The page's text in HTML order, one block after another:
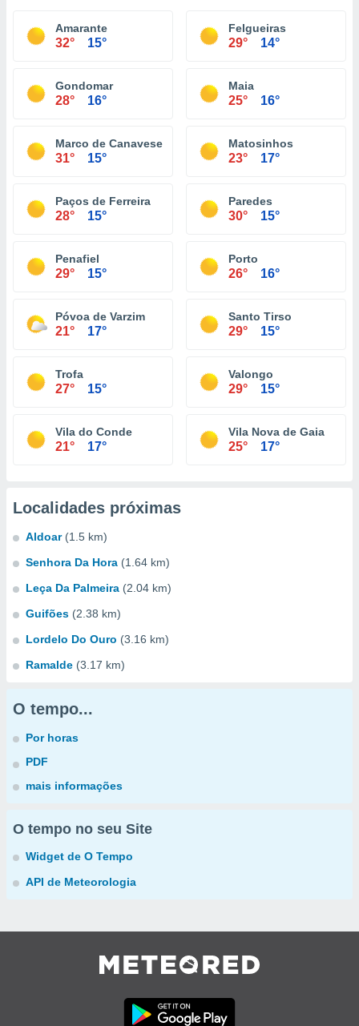
Amarante
32° 15°
Felgueiras
29° 14°
Gondomar
28° 16°
Maia
25° 16°
Marco de Canaveses
31° 15°
Matosinhos
23° 17°
Paços de Ferreira
28° 15°
Paredes
30° 15°
Penafiel
29° 15°
Porto
26° 16°
Póvoa de Varzim
21° 17°
Santo Tirso
29° 15°
Trofa
27° 15°
Valongo
29° 15°
Vila do Conde
21° 17°
Vila Nova de Gaia
25° 17°
Localidades próximas
Aldoar (1.5 km)
Senhora Da Hora (1.64 km)
Leça Da Palmeira (2.04 km)
Guifões (2.38 km)
Lordelo Do Ouro (3.16 km)
Ramalde (3.17 km)
O tempo...
Por horas
PDF
mais informações
O tempo no seu Site
Widget de O Tempo
API de Meteorologia